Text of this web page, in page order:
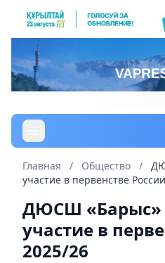
Главная / Общество /
участие в первенстве
ДЮСШ «Барыс»
участие в
2025/26